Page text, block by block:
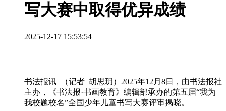
写大赛中取得优异成绩
2025-12-17 15:53:54
书法报讯 （记者 胡思玥）2025年12月8日，由书法报社
主办，《书法报·书画教育》编辑部承办的第五届“我为
我校题校名”全国少年儿童书写大赛评审揭晓。